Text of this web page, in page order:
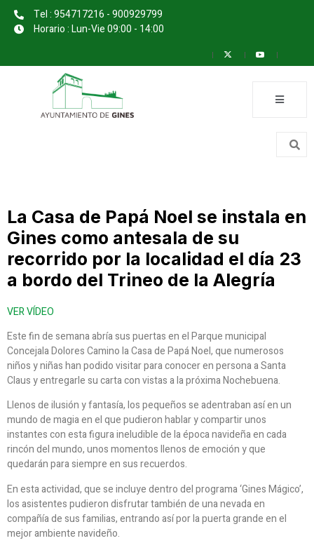
Tel : 954717216 - 900929799
Horario : Lun-Vie 09:00 - 14:00
La Casa de Papá Noel se instala en
Gines como antesala de su
recorrido por la localidad el día 23
a bordo del Trineo de la Alegría
VER VÍDEO
Este fin de semana abría sus puertas en el Parque municipal
Concejala Dolores Camino la Casa de Papá Noel, que numerosos
niños y niñas han podido visitar para conocer en persona a Santa
Claus y entregarle su carta con vistas a la próxima Nochebuena.
Llenos de ilusión y fantasía, los pequeños se adentraban así en un
mundo de magia en el que pudieron hablar y compartir unos
instantes con esta figura ineludible de la época navideña en cada
rincón del mundo, unos momentos llenos de emoción y que
quedarán para siempre en sus recuerdos.
En esta actividad, que se incluye dentro del programa ‘Gines Mágico’,
los asistentes pudieron disfrutar también de una nevada en
compañía de sus familias, entrando así por la puerta grande en el
mejor ambiente navideño.